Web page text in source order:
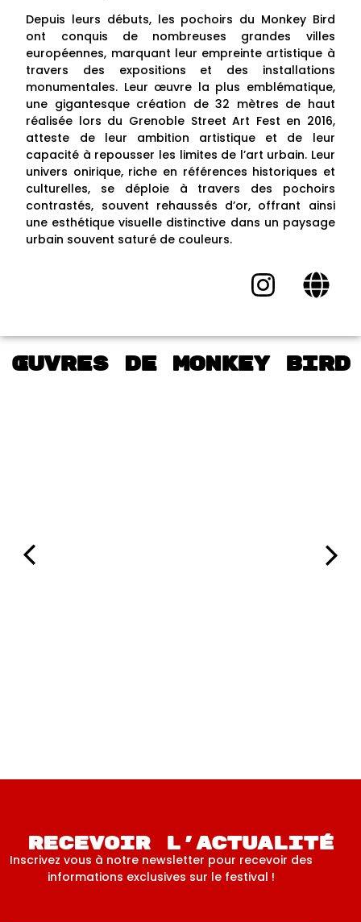
Depuis leurs débuts, les pochoirs du Monkey Bird
ont conquis de nombreuses grandes villes
européennes, marquant leur empreinte artistique à
travers des expositions et des installations
monumentales. Leur œuvre la plus emblématique,
une gigantesque création de 32 mètres de haut
réalisée lors du Grenoble Street Art Fest en 2016,
atteste de leur ambition artistique et de leur
capacité à repousser les limites de l’art urbain. Leur
univers onirique, riche en références historiques et
culturelles, se déploie à travers des pochoirs
contrastés, souvent rehaussés d’or, offrant ainsi
une esthétique visuelle distinctive dans un paysage
urbain souvent saturé de couleurs.
Œuvres de Monkey Bird
Recevoir l'actualité
Inscrivez vous à notre newsletter pour recevoir des
informations exclusives sur le festival !